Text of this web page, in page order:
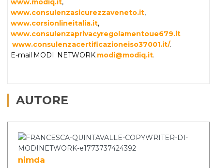
www.modiq.it,
www.consulenzasicurezzaveneto.it,
www.corsionlineitalia.it,
www.consulenzaprivacyregolamentoue679.it
www.consulenzacertificazioneiso37001.it/.
E-mail MODI NETWORK modi@modiq.it.
AUTORE
nimda